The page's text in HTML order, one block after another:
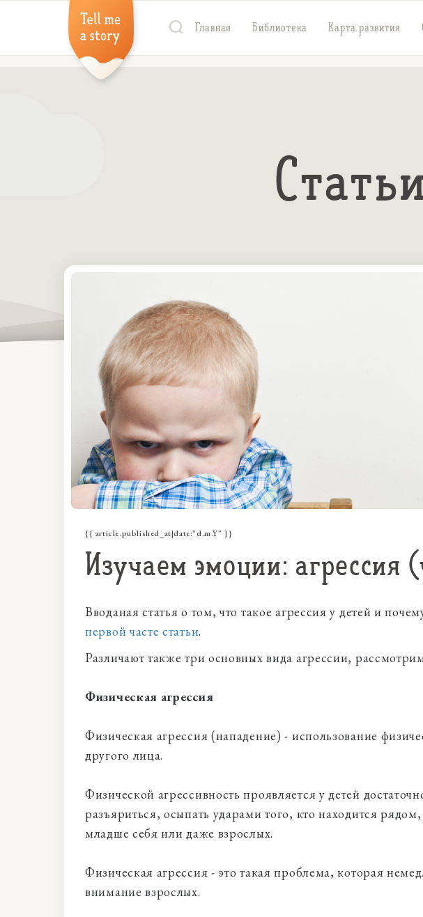
Главная Библиотека Карта развития
{{ article.published_at|date:"d.m.Y" }}
Изучаем эмоции: агрессия
Вводаная статья о том, что такое агрессия у детей и
первой часте статьи.
Различают также три основных вида агрессии,
Физическая агрессия
Физическая агрессия (нападение) - использование
другого лица.
Физической агрессивность проявляется у детей
разъяриться, осыпать ударами того, кто находится
младше себя или даже взрослых.
Физическая агрессия - это такая проблема, которая
внимание взрослых.